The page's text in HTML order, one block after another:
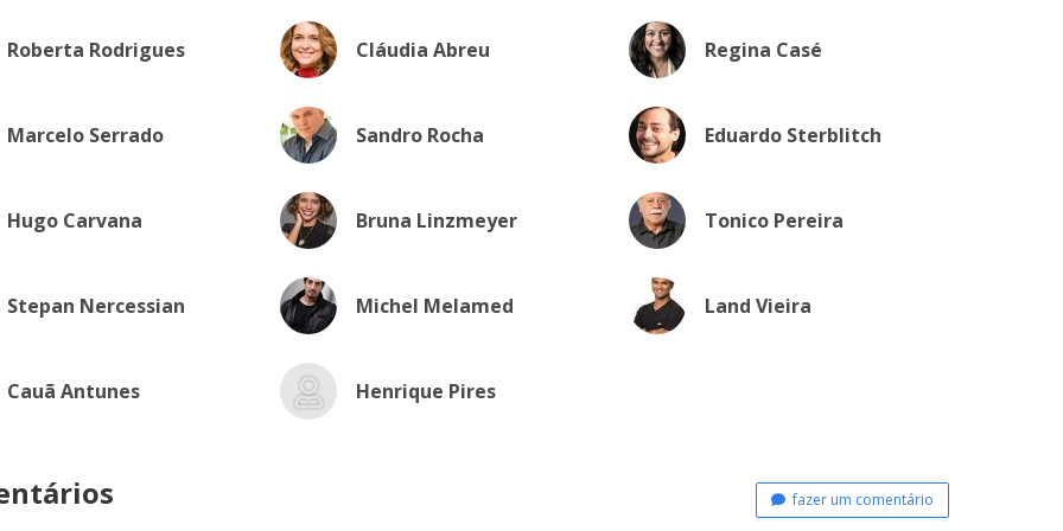
Roberta Rodrigues Cláudia Abreu Regina Casé
Marcelo Serrado Sandro Rocha Eduardo Sterblitch
Hugo Carvana Bruna Linzmeyer Tonico Pereira
Stepan Nercessian Michel Melamed Land Vieira
Cauã Antunes Henrique Pires
fazer um comentário